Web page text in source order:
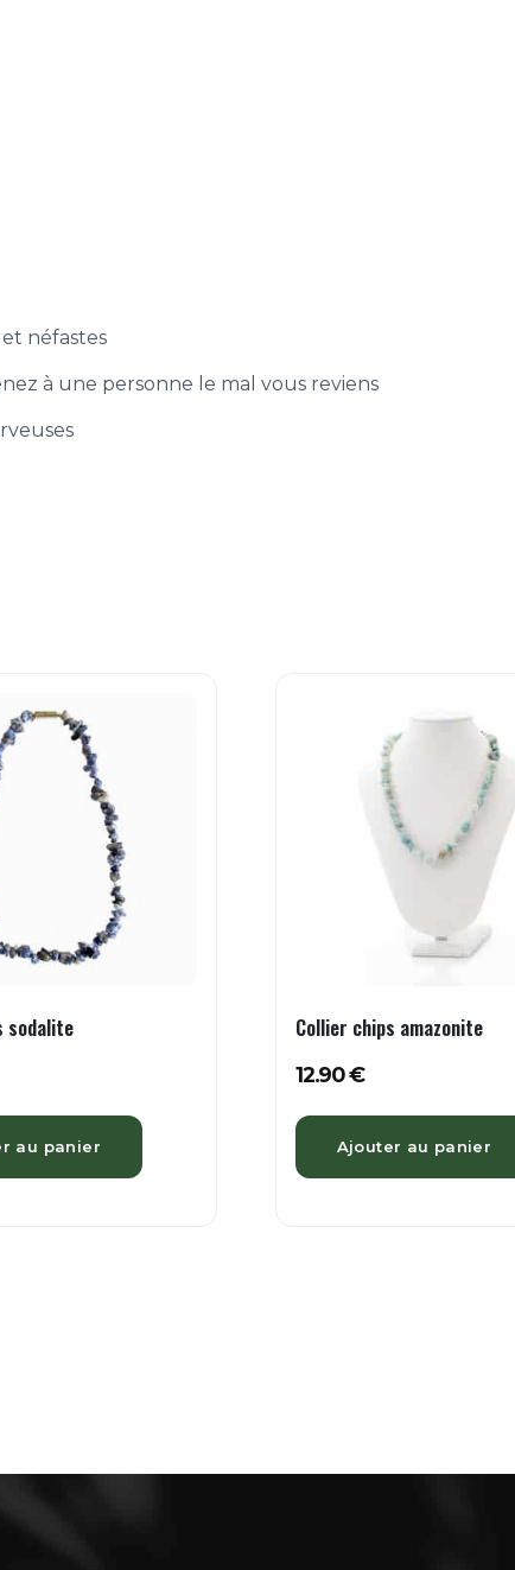
néfastes
à une personne le mal vous reviens
sodalite
au panier
Collier chips amazonite
12.90€
Ajouter au panier